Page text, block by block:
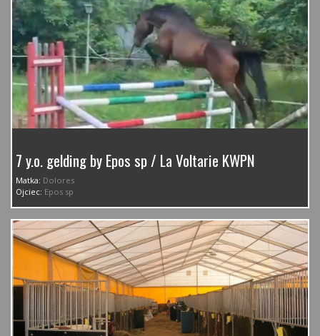
7 y.o. gelding by Epos sp / La Voltarie KWPN
Matka: Dolores
Ojciec: Epos sp